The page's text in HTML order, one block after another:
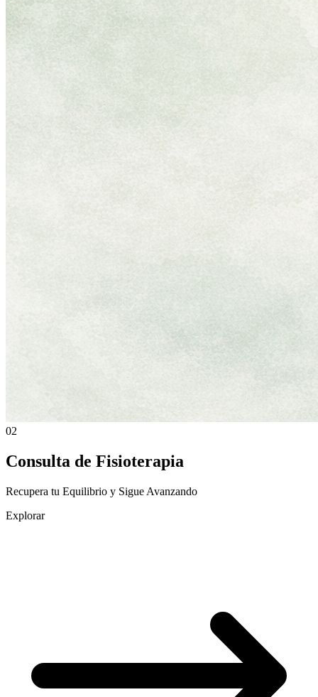
02
Consulta de Fisioterapia
Recupera tu Equilibrio y Sigue Avanzando
Explorar